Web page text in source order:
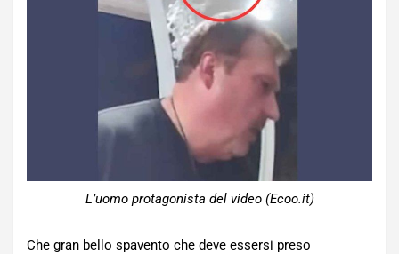
L’uomo protagonista del video (Ecoo.it)
Che gran bello spavento che deve essersi preso